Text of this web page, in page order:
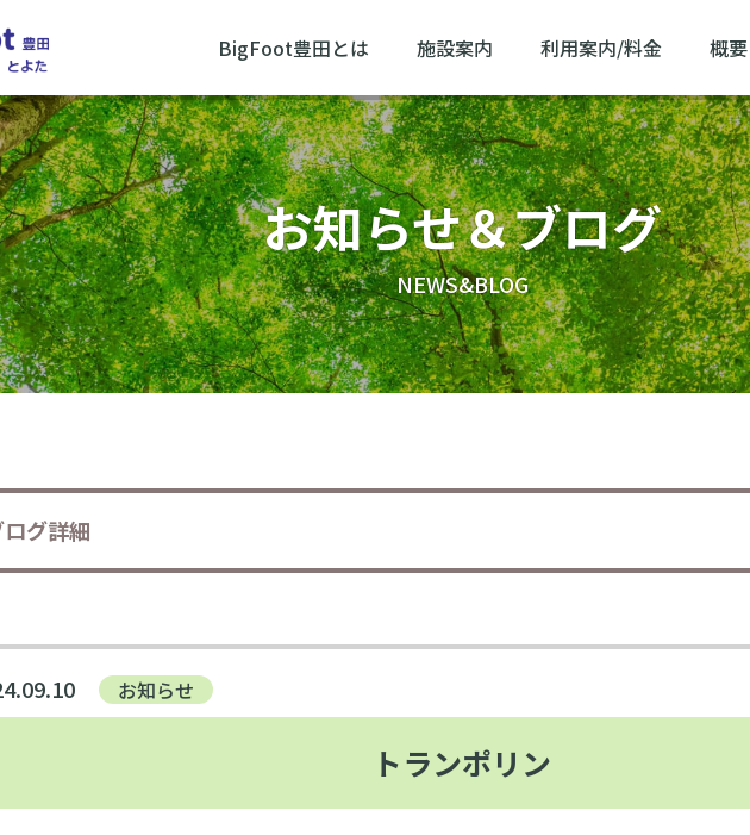
BigFoot豊田とは 施設案内 利用案内/料金 概要
お知らせ＆ブログ
NEWS&BLOG
グ詳細
お知らせ
トランポリン